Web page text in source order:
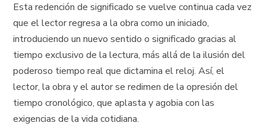
Esta redención de significado se vuelve continua cada vez
que el lector regresa a la obra como un iniciado,
introduciendo un nuevo sentido o significado gracias al
tiempo exclusivo de la lectura, más allá de la ilusión del
poderoso tiempo real que dictamina el reloj. Así, el
lector, la obra y el autor se redimen de la opresión del
tiempo cronológico, que aplasta y agobia con las
exigencias de la vida cotidiana.